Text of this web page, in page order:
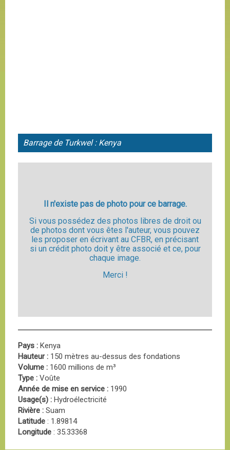
Barrage de Turkwel : Kenya
Il n'existe pas de photo pour ce barrage.
Si vous possédez des photos libres de droit ou
de photos dont vous êtes l'auteur, vous pouvez
les proposer en écrivant au CFBR, en précisant
si un crédit photo doit y être associé et ce, pour
chaque image.
Merci !
Pays : Kenya
Hauteur : 150 mètres au-dessus des fondations
Volume : 1600 millions de m³
Type : Voûte
Année de mise en service : 1990
Usage(s) : Hydroélectricité
Rivière : Suam
Latitude : 1.89814
Longitude : 35.33368